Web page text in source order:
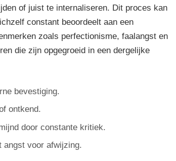
of juist te internaliseren. Dit proces kan
constant beoordeelt aan een
zoals perfectionisme, faalangst en
die zijn opgegroeid in een dergelijke
bevestiging.
ontkend.
door constante kritiek.
angst voor afwijzing.